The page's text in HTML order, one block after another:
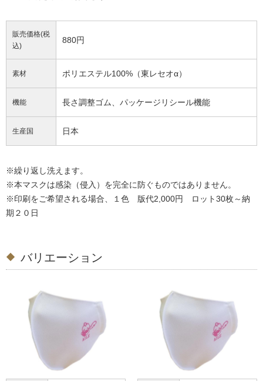
販売価格(税
込)
880円
素材 ポリエステル100%（東レセオα）
機能 長さ調整ゴム、パッケージリシール機能
生産国 日本
※繰り返し洗えます。
※本マスクは感染（侵入）を完全に防ぐものではありません。
※印刷をご希望される場合、１色 版代2,000円 ロット30枚～納
期２０日
バリエーション